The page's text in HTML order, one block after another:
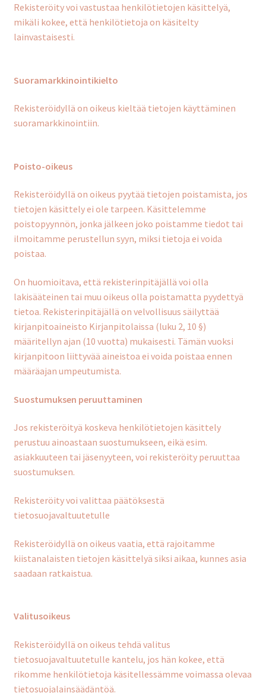
Rekisteröity voi vastustaa henkilötietojen käsittelyä,
mikäli kokee, että henkilötietoja on käsitelty
lainvastaisesti.
Suoramarkkinointikielto
Rekisteröidyllä on oikeus kieltää tietojen käyttäminen
suoramarkkinointiin.
Poisto-oikeus
Rekisteröidyllä on oikeus pyytää tietojen poistamista, jos
tietojen käsittely ei ole tarpeen. Käsittelemme
poistopyynnön, jonka jälkeen joko poistamme tiedot tai
ilmoitamme perustellun syyn, miksi tietoja ei voida
poistaa.
On huomioitava, että rekisterinpitäjällä voi olla
lakisääteinen tai muu oikeus olla poistamatta pyydettyä
tietoa. Rekisterinpitäjällä on velvollisuus säilyttää
kirjanpitoaineisto Kirjanpitolaissa (luku 2, 10 §)
määritellyn ajan (10 vuotta) mukaisesti. Tämän vuoksi
kirjanpitoon liittyvää aineistoa ei voida poistaa ennen
määräajan umpeutumista.
Suostumuksen peruuttaminen
Jos rekisteröityä koskeva henkilötietojen käsittely
perustuu ainoastaan suostumukseen, eikä esim.
asiakkuuteen tai jäsenyyteen, voi rekisteröity peruuttaa
suostumuksen.
Rekisteröity voi valittaa päätöksestä
tietosuojavaltuutetulle
Rekisteröidyllä on oikeus vaatia, että rajoitamme
kiistanalaisten tietojen käsittelyä siksi aikaa, kunnes asia
saadaan ratkaistua.
Valitusoikeus
Rekisteröidyllä on oikeus tehdä valitus
tietosuojavaltuutetulle kantelu, jos hän kokee, että
rikomme henkilötietoja käsitellessämme voimassa olevaa
tietosuojalainsäädäntöä.